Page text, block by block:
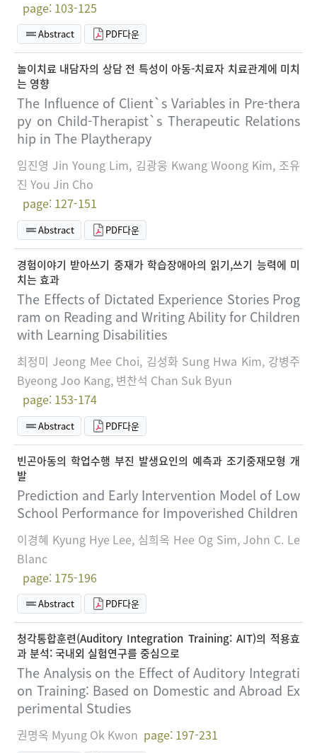
page: 103-125
Abstract PDF다운
놀이치료 내담자의 상담 전 특성이 아동-치료자 치료관계에 미치
는 영향
The Influence of Client`s Variables in Pre-thera
py on Child-Therapist`s Therapeutic Relations
hip in The Playtherapy
임진영 Jin Young Lim, 김광웅 Kwang Woong Kim, 조유
진 You Jin Cho
page: 127-151
Abstract PDF다운
경험이야기 받아쓰기 중재가 학습장애아의 읽기,쓰기 능력에 미
치는 효과
The Effects of Dictated Experience Stories Prog
ram on Reading and Writing Ability for Children
with Learning Disabilities
최정미 Jeong Mee Choi, 김성화 Sung Hwa Kim, 강병주
Byeong Joo Kang, 변찬석 Chan Suk Byun
page: 153-174
Abstract PDF다운
빈곤아동의 학업수행 부진 발생요인의 예측과 조기중재모형 개
발
Prediction and Early Intervention Model of Low
School Performance for Impoverished Children
이경혜 Kyung Hye Lee, 심희옥 Hee Og Sim, John C. Le
Blanc
page: 175-196
Abstract PDF다운
청각통합훈련(Auditory Integration Training: AIT)의 적용효
과 분석: 국내외 실험연구를 중심으로
The Analysis on the Effect of Auditory Integrati
on Training: Based on Domestic and Abroad Ex
perimental Studies
권명옥 Myung Ok Kwon page: 197-231